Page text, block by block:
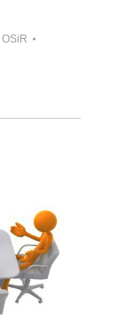
OSiR